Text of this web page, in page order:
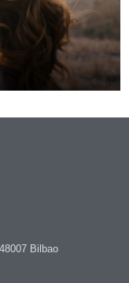
Bilbao